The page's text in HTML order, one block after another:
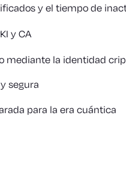
y el tiempo de
y CA
mediante la identidad
segura
para la era cuántica